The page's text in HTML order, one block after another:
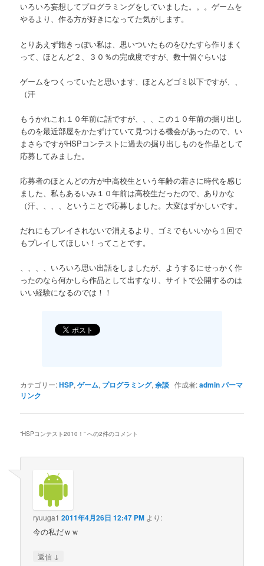
いろいろ妄想してプログラミングをしていました。。。ゲームを
やるより、作る方が好きになってた気がします。
とりあえず飽きっぽい私は、思いついたものをひたすら作りまく
って、ほとんど２、３０％の完成度ですが、数十個ぐらいは
ゲームをつくっていたと思います、ほとんどゴミ以下ですが、、
（汗
もうかれこれ１０年前に話ですが、、、この１０年前の掘り出し
ものを最近部屋をかたずけていて見つける機会があったので、い
まさらですがHSPコンテストに過去の掘り出しものを作品として
応募してみました。
応募者のほとんどの方が中高校生という年齢の若さに時代を感じ
ました、私もあるいみ１０年前は高校生だったので、ありかな
（汗、、、、ということで応募しました。大変はずかしいです。
だれにもプレイされないで消えるより、ゴミでもいいから１回で
もプレイしてほしい！ってことです。
、、、、いろいろ思い出話をしましたが、ようするにせっかく作
ったのなら何かしら作品として出すなり、サイトで公開するのは
いい経験になるのでは！！
カテゴリー:HSP,ゲーム, プログラミング,余談 作成者:adminパーマ
リンク
“HSPコンテスト2010！” への2件のコメント
ryuuga1 2011年4月26日 12:47 PM より:
今の私だｗｗ
返信 ↓